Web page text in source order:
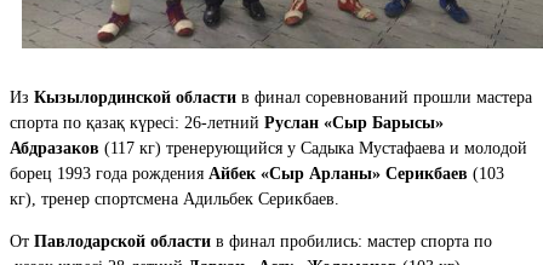
Из Кызылординской области в финал соревнований прошли мастера
спорта по қазақ күресі: 26-летний Руслан «Сыр Барысы»
Абдразаков (117 кг) тренерующийся у Садыка Мустафаева и молодой
борец 1993 года рождения Айбек «Сыр Арланы» Серикбаев (103
кг), тренер спортсмена Адильбек Серикбаев.
От Павлодарской области в финал пробились: мастер спорта по